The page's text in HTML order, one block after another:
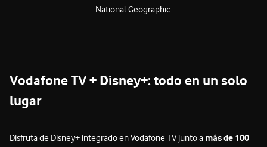
National Geographic.
Vodafone TV + Disney+: todo en un solo
lugar
Disfruta de Disney+ integrado en Vodafone TV junto a más de 100